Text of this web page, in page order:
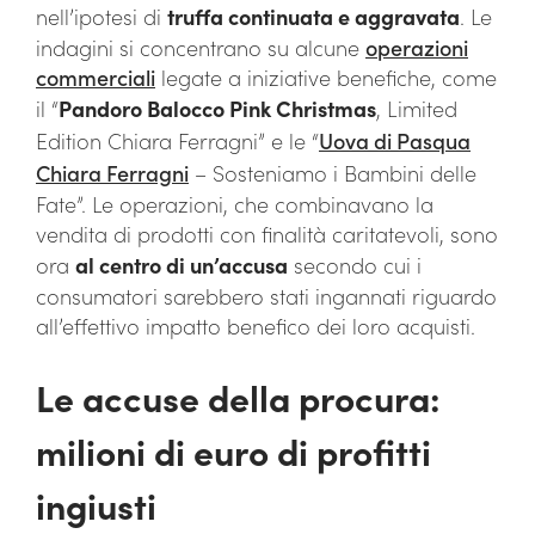
nell’ipotesi di truffa continuata e aggravata. Le
indagini si concentrano su alcune operazioni
commerciali legate a iniziative benefiche, come
il “Pandoro Balocco Pink Christmas, Limited
Edition Chiara Ferragni” e le “Uova di Pasqua
Chiara Ferragni – Sosteniamo i Bambini delle
Fate”. Le operazioni, che combinavano la
vendita di prodotti con finalità caritatevoli, sono
ora al centro di un’accusa secondo cui i
consumatori sarebbero stati ingannati riguardo
all’effettivo impatto benefico dei loro acquisti.
Le accuse della procura:
milioni di euro di profitti
ingiusti